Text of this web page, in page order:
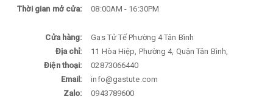
Thời gian mở cửa:
08:00AM - 16:30PM
Cửa hàng:
Gas Tử Tế Phường 4 Tân Bình
Địa chỉ:
11 Hòa Hiệp, Phường 4, Quận Tân Bình,
Điện thoại:
02873066440
Email:
info@gastute.com
Zalo:
0943789600